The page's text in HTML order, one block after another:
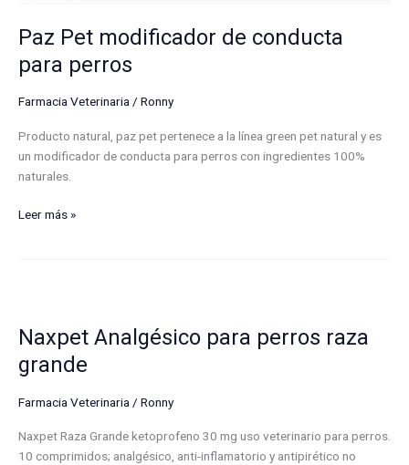
Paz Pet modificador de conducta
para perros
Farmacia Veterinaria/ Ronny
Producto natural, paz pet pertenece a la línea green pet natural y es
un modificador de conducta para perros con ingredientes 100%
naturales.
Leer más »
Naxpet Analgésico para perros raza
grande
Farmacia Veterinaria / Ronny
Naxpet Raza Grande ketoprofeno 30 mg uso veterinario para perros.
10 comprimidos; analgésico, anti-inflamatorio y antipirético no
para
raza